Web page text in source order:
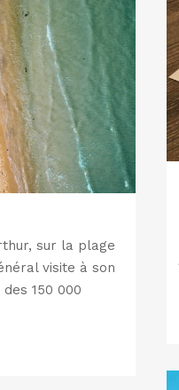
sur la plage
visite à son
150 000